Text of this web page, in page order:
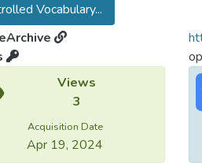
Vocabulary...
Views
3
Acquisition Date
Apr 19, 2024